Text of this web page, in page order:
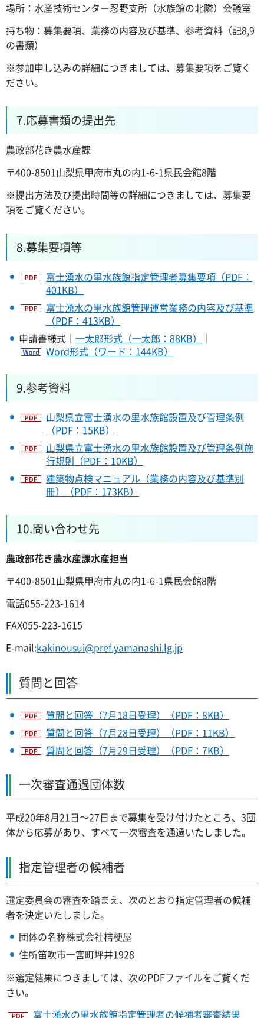
場所：水産技術センター忍野支所（水族館の北隣）会議室
持ち物：募集要項、業務の内容及び基準、参考資料（記8,9
の書類）
※参加申し込みの詳細につきましては、募集要項をご覧く
ださい。
7.応募書類の提出先
農政部花き農水産課
〒400-8501山梨県甲府市丸の内1-6-1県民会館8階
※提出方法及び提出時間等の詳細につきましては、募集要
項をご覧ください。
8.募集要項等
富士湧水の里水族館指定管理者募集要項（PDF：
401KB）
富士湧水の里水族館管理運営業務の内容及び基準
（PDF：413KB）
申請書様式｜ 一太郎形式（一太郎：88KB）
｜
Word形式（ワード：144KB）
9.参考資料
山梨県立富士湧水の里水族館設置及び管理条例
（PDF：15KB）
山梨県立富士湧水の里水族館設置及び管理条例施
行規則（PDF：10KB）
建築物点検マニュアル（業務の内容及び基準別
冊）（PDF：173KB）
10.問い合わせ先
農政部花き農水産課水産担当
〒400-8501山梨県甲府市丸の内1-6-1県民会館8階
電話055-223-1614
FAX055-223-1615
E-mail:kakinousui@pref.yamanashi.lg.jp
質問と回答
質問と回答（7月18日受理）（PDF：8KB）
質問と回答（7月28日受理）（PDF：11KB）
質問と回答（7月29日受理）（PDF：7KB）
一次審査通過団体数
平成20年8月21日～27日まで募集を受け付けたところ、3団
体から応募があり、すべて一次審査を通過いたしました。
指定管理者の候補者
選定委員会の審査を踏まえ、次のとおり指定管理者の候補
者を決定いたしました。
団体の名称株式会社桔梗屋
住所笛吹市一宮町坪井1928
※選定結果につきましては、次のPDFファイルをご覧くだ
さい。
富士湧水の里水族館指定管理者の候補者審査結果